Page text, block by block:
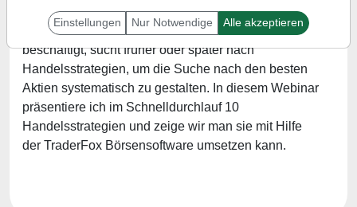
Wer sich mit den Aktienmärkten eine Weile
beschäftigt, sucht früher oder später nach
Handelsstrategien, um die Suche nach den besten
Aktien systematisch zu gestalten. In diesem Webinar
präsentiere ich im Schnelldurchlauf 10
Handelsstrategien und zeige wir man sie mit Hilfe
der TraderFox Börsensoftware umsetzen kann.
Einstellungen Nur Notwendige Alle akzeptieren